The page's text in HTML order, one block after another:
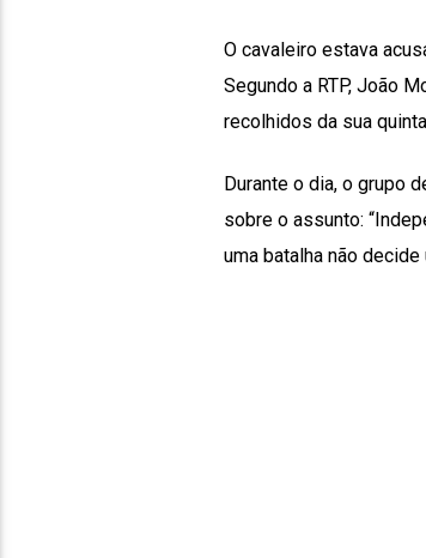
O cavaleiro estava
Segundo a RTP, João
recolhidos da sua
Durante o dia, o grupo
sobre o assunto:
uma batalha não